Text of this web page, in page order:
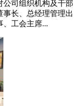
公司组织机构及干部
长、总经理管理出
、工会主席...